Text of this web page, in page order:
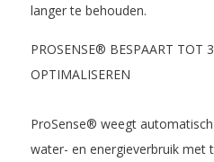
langer te behouden.
PROSENSE® BESPAART TOT
OPTIMALISEREN
ProSense® weegt
water- en energieverbruik met